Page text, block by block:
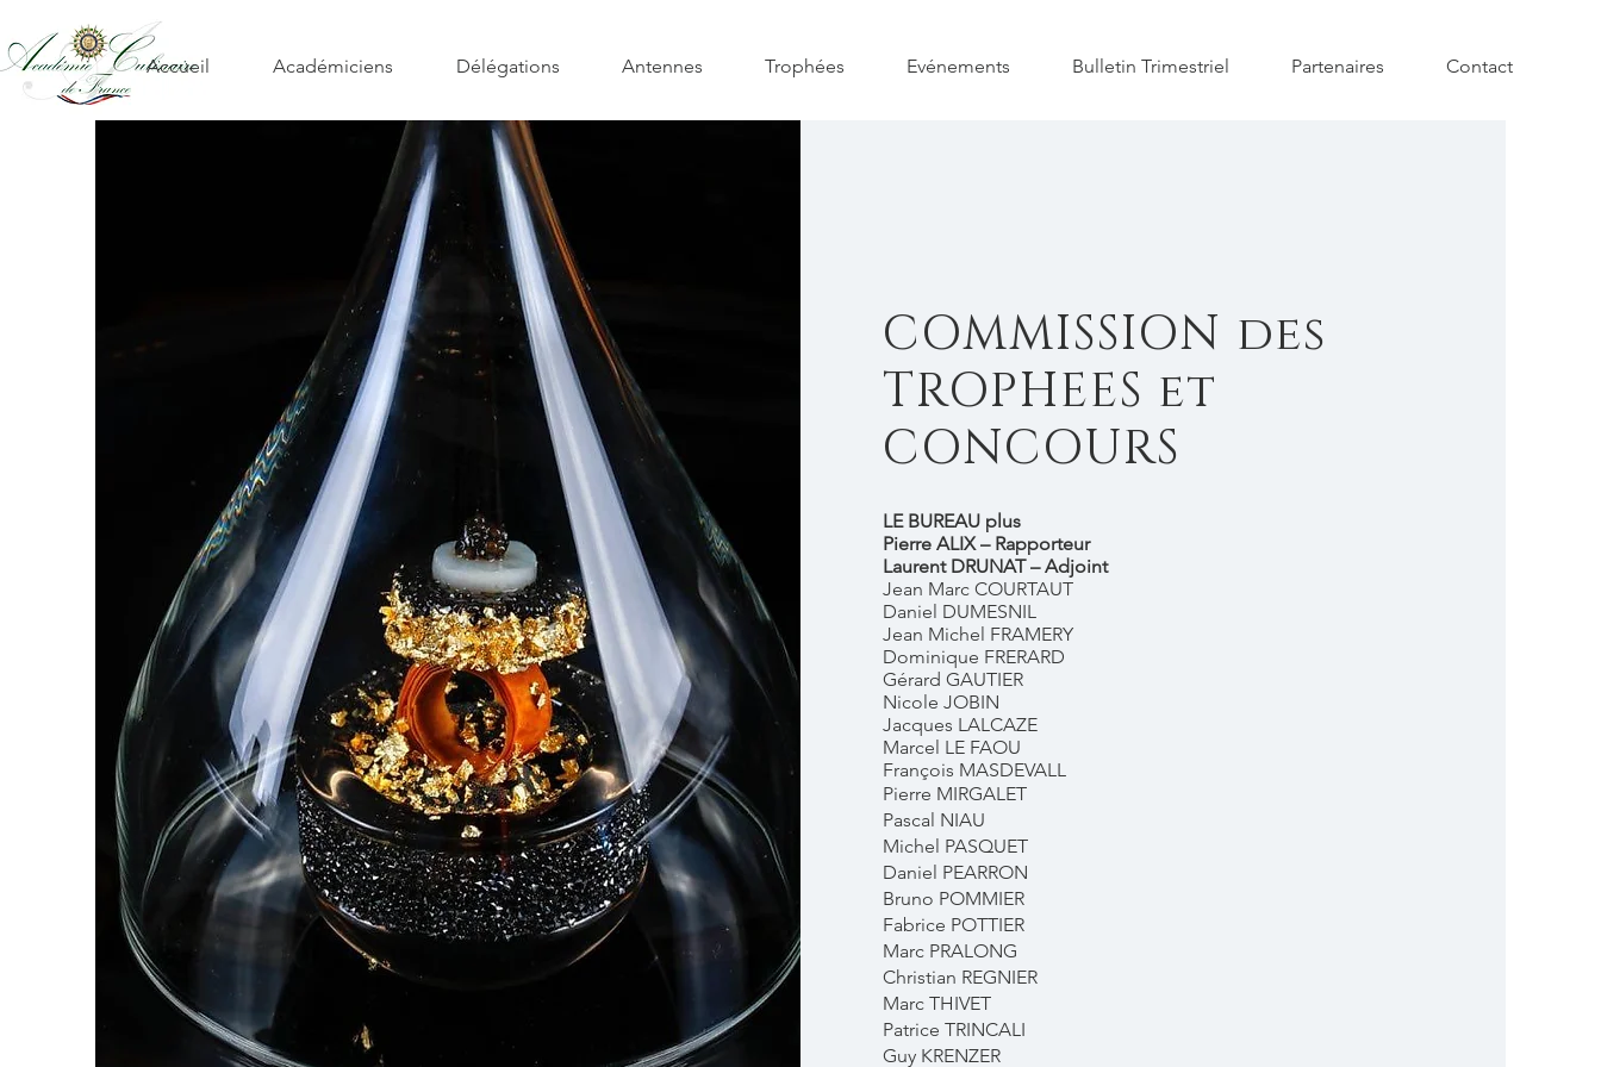
Accueil Académiciens Délégations Antennes Trophées Evénements Bulletin Trimestriel Partenaires Contact
COMMISSION des
TROPHEES et
CONCOURS
LE BUREAU plus
Pierre ALIX – Rapporteur
Laurent DRUNAT – Adjoint
Jean Marc COURTAUT
Daniel DUMESNIL
Jean Michel FRAMERY
Dominique FRERARD
Gérard GAUTIER
Nicole JOBIN
Jacques LALCAZE
Marcel LE FAOU
François MASDEVALL
Pierre MIRGALET
Pascal NIAU
Michel PASQUET
Daniel PEARRON
Bruno POMMIER
Fabrice POTTIER
Marc PRALONG
Christian REGNIER
Marc THIVET
Patrice TRINCALI
Guy KRENZER